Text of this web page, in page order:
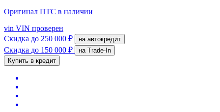
Оригинал ПТС в наличии
vin VIN проверен
Скидка до 250 000 ₽ на автокредит
Скидка до 150 000 ₽
на Trade-In
Купить в кредит